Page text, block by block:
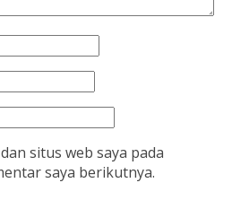
situs web saya pada
saya berikutnya.